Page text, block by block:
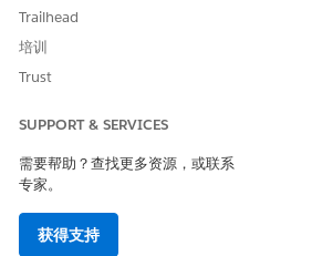
Trailhead
培训
Trust
SUPPORT & SERVICES
需要帮助？查找更多资源，或联系
专家。
获得支持